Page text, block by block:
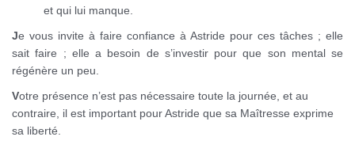
et qui lui manque.
Je vous invite à faire confiance à Astride pour ces tâches ; elle
sait faire ; elle a besoin de s’investir pour que son mental se
régénère un peu.
Votre présence n’est pas nécessaire toute la journée, et au
contraire, il est important pour Astride que sa Maîtresse exprime
sa liberté.